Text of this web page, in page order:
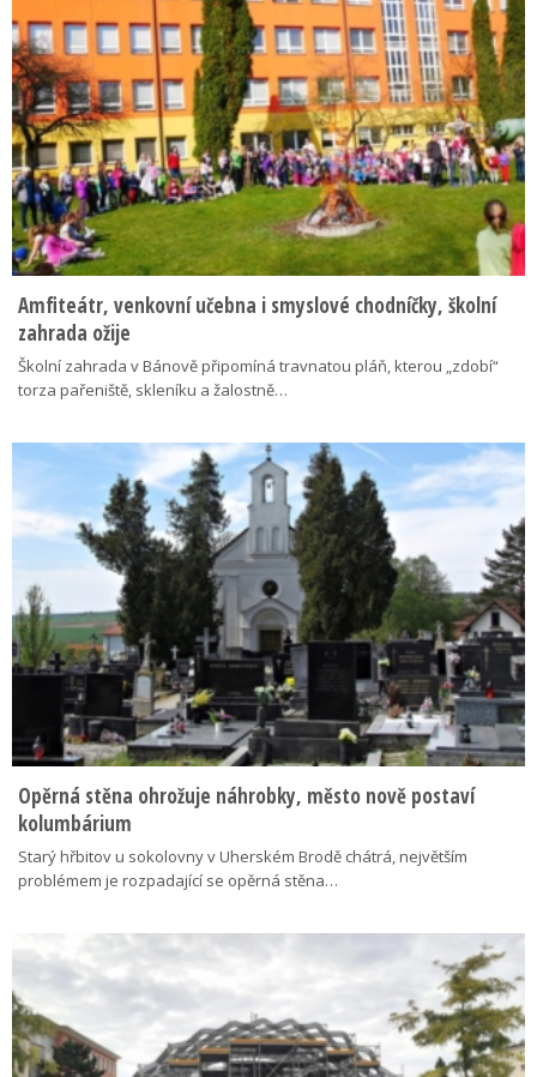
Amfiteátr, venkovní učebna i smyslové chodníčky, školní
zahrada ožije
Školní zahrada v Bánově připomíná travnatou pláň, kterou „zdobí“
torza pařeniště, skleníku a žalostně…
Opěrná stěna ohrožuje náhrobky, město nově postaví
kolumbárium
Starý hřbitov u sokolovny v Uherském Brodě chátrá, největším
problémem je rozpadající se opěrná stěna…